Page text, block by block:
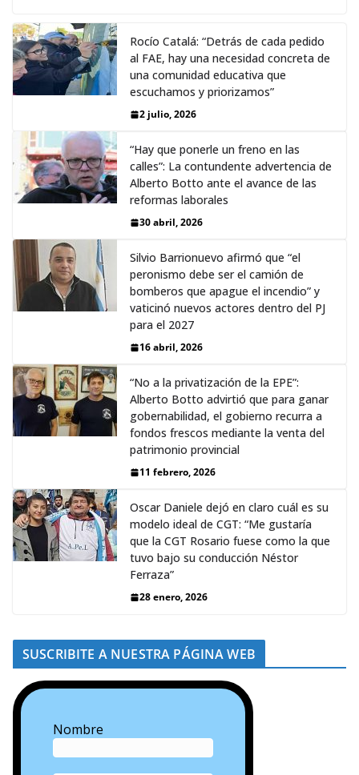
Rocío Catalá: “Detrás de cada pedido
al FAE, hay una necesidad concreta de
una comunidad educativa que
escuchamos y priorizamos”
2 julio, 2026
“Hay que ponerle un freno en las
calles”: La contundente advertencia de
Alberto Botto ante el avance de las
reformas laborales
30 abril, 2026
Silvio Barrionuevo afirmó que “el
peronismo debe ser el camión de
bomberos que apague el incendio” y
vaticinó nuevos actores dentro del PJ
para el 2027
16 abril, 2026
“No a la privatización de la EPE”:
Alberto Botto advirtió que para ganar
gobernabilidad, el gobierno recurra a
fondos frescos mediante la venta del
patrimonio provincial
11 febrero, 2026
Oscar Daniele dejó en claro cuál es su
modelo ideal de CGT: “Me gustaría
que la CGT Rosario fuese como la que
tuvo bajo su conducción Néstor
Ferraza”
28 enero, 2026
SUSCRIBITE A NUESTRA PÁGINA WEB
Nombre